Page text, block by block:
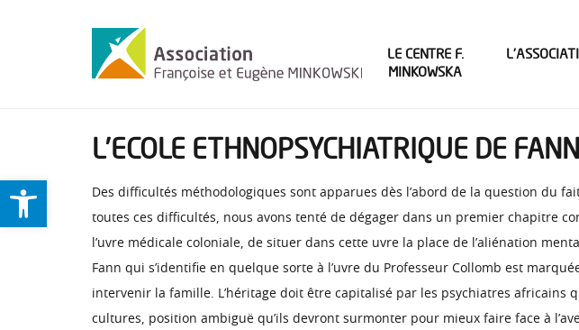
LE CENTRE F.
MINKOWSKA
L’ECOLE ETHNOPSYCHIATRIQUE DE
Des difficultés méthodologiques sont apparues dès l’abord de la question du
toutes ces difficultés, nous avons tenté de dégager dans un premier chapitre
l’uvre médicale coloniale, de situer dans cette uvre la place de l’aliénation
Fann qui s’identifie en quelque sorte à l’uvre du Professeur Collomb est
intervenir la famille. L’héritage doit être capitalisé par les psychiatres
cultures, position ambiguë qu’ils devront surmonter pour mieux faire face à
Ouvrir la barre d’outils